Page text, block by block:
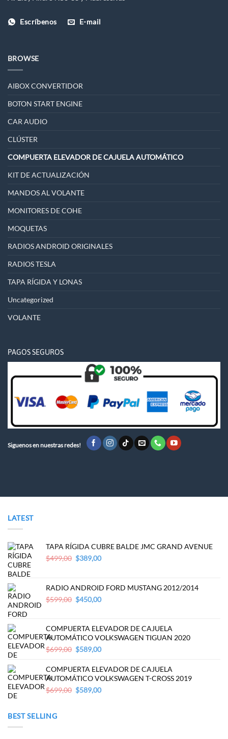
Escríbenos E-mail
BROWSE
AIBOX CONVERTIDOR
BOTON START ENGINE
CAR AUDIO
CLÚSTER
COMPUERTA ELEVADOR DE CAJUELA AUTOMÁTICO
KIT DE ACTUALIZACIÓN
MANDOS AL VOLANTE
MONITORES DE COHE
MOQUETAS
RADIOS ANDROID ORIGINALES
RADIOS TESLA
TAPA RÍGIDA Y LONAS
Uncategorized
VOLANTE
PAGOS SEGUROS
Siguenos en nuestras redes!
LATEST
TAPA RÍGIDA CUBRE BALDE JMC GRAND AVENUE
$499,00 Original
$499,00.
$389,00Current
$389,00.
RADIO ANDROID FORD MUSTANG 2012/2014
$599,00 Original
$599,00.
$450,00Current
$450,00.
COMPUERTA ELEVADOR DE CAJUELA
AUTOMÁTICO VOLKSWAGEN TIGUAN 2020
$699,00 Original
was:
$699,00.
$589,00Current
is:
$589,00.
COMPUERTA ELEVADOR DE CAJUELA
AUTOMÁTICO VOLKSWAGEN T-CROSS 2019
$699,00 Original
$589,00Current
BEST SELLING